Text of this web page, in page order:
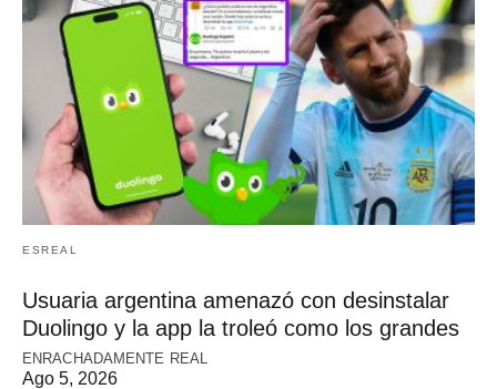
ESREAL
Usuaria argentina amenazó con desinstalar
Duolingo y la app la troleó como los grandes
ENRACHADAMENTE REAL
Ago 5, 2026